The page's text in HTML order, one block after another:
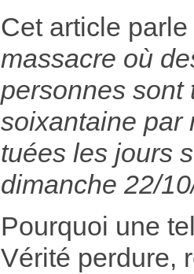
Cet article
massacre où
personnes sont
soixantaine par
tuées les jours
dimanche 22/
Pourquoi une
Vérité perdure,